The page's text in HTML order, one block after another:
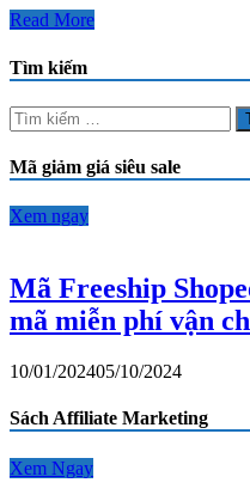
Mã
Shopee
Năm
2024
Tổng
mã
phí
Shopee
mới
nhất
Read More
Tìm kiếm
Tìm
kiếm
cho:
Mã giảm giá siêu sale
Xem ngay
Mã Freeship
mã miễn phí vận
10/01/202405/10/2024
Sách Affiliate Marketing
Xem Ngay